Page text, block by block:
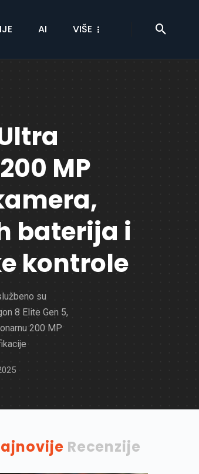
AI VIŠE
MP
baterija i
kontrole
su
8 Elite Gen 5,
200 MP
Recenzije